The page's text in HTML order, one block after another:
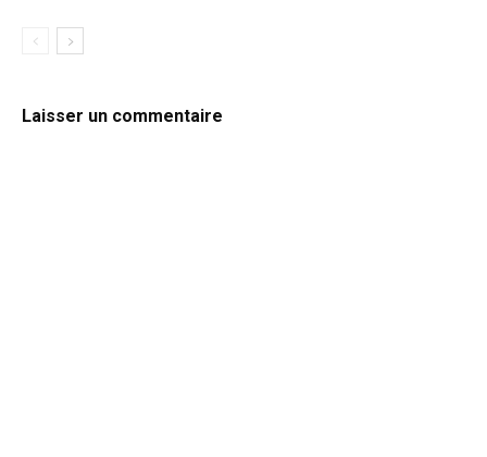
Laisser un commentaire